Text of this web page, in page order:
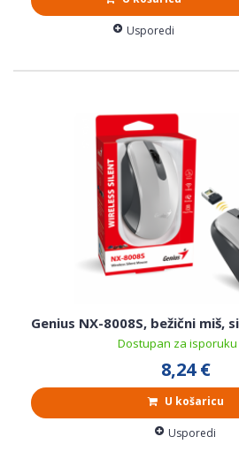
Usporedi
Genius NX-8008S, bežični miš,
Dostupan za isporuku
8,24 €
U košaricu
Usporedi